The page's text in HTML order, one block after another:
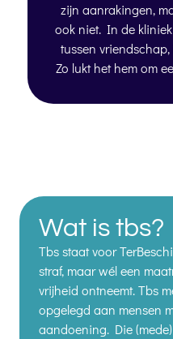
zijn aanrakingen,
ook niet. In de
tussen
Zo lukt het hem om
Wat is tbs?
Tbs staat voor
straf, maar wél een
vrijheid ontneemt. Tbs
opgelegd aan mensen
aandoening. Die